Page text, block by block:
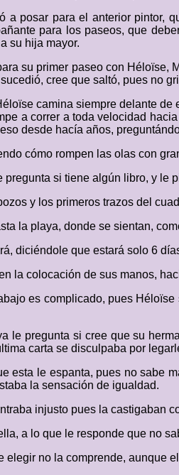
a posar para el anterior pintor,
para los paseos, que
su hija mayor.
su primer paseo con Héloïse,
cree que saltó, pues no
camina siempre delante
a correr a toda velocidad
desde hacía años,
cómo rompen las olas con
pregunta si tiene algún libro, y le
y los primeros trazos del
la playa, donde se sientan,
diciéndole que estará solo 6
la colocación de sus manos,
es complicado, pues
le pregunta si cree que su
carta se disculpaba por
esta le espanta, pues no sabe
la sensación de igualdad.
injusto pues la castigaban
a lo que le responde que no
elegir no la comprende, aunque